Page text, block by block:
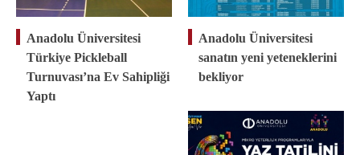
Anadolu Üniversitesi
Türkiye Pickleball
Turnuvası’na Ev Sahipliği
Yaptı
Anadolu Üniversitesi
sanatın yeni yeteneklerini
bekliyor